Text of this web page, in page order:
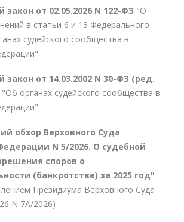
от 02.05.2026 N 122-ФЗ "О
в статьи 6 и 13 Федерального
судейского сообщества в
от 14.03.2002 N 30-ФЗ (ред.
"Об органах судейского сообщества в
обзор Верховного Суда
N 5/2026. О судебной
споров о
(банкротстве) за 2025 год"
Президиума Верховного Суда
N 7А/2026)